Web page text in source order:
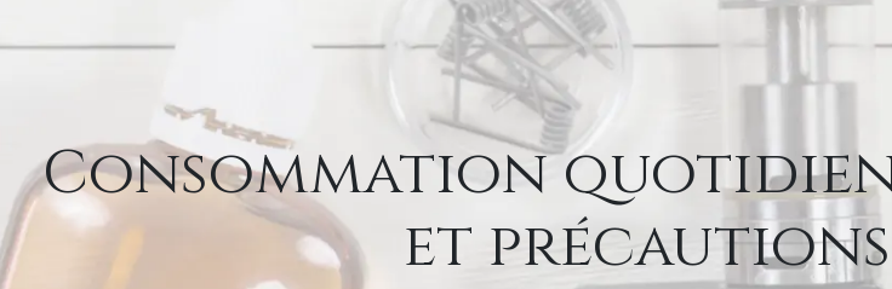
Consommation
et